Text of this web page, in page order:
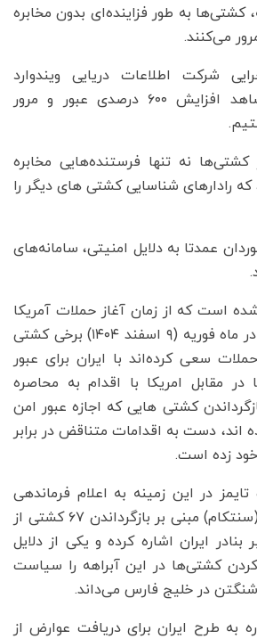
کشتی‌ها به طور فزاینده‌ای بدون مخابره
می‌کنند.
شرکت اطلاعات دریایی ویندوارد
(Windward) گفت: شاهد افزایش ۶۰۰ درصدی عبور و مرور
کشتی‌ها نه تنها فرستنده‌هایی مخابره
رادارهای شناسایی کشتی های دیگر را
عمدتا به دلایل امنیتی، سامانه‌های
شده است که از زمان آغاز حملات آمریکا
و اسرائیل علیه ایران در ماه فوریه (۹ اسفند ۱۴۰۴) برخی کشتی
سعی کرده‌اند با ایران برای عبور
در مقابل امریکا با اقدام به محاصره
کشتی هایی که اجازه عبور امن
اند، دست به اقدامات متناقض در برابر
زده است.
در این زمینه به اعلام فرماندهی
مرکزی ایالات متحده (سنتکام) مبنی بر بازگرداندن ۶۷ کشتی از
بنادر ایران اشاره کرده و یکی از دلایل
کشتی‌ها در این آبراهه را سیاست
در خلیج فارس می‌داند.
به طرح ایران برای دریافت عوارض از